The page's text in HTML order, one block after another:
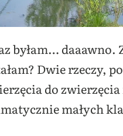
byłam…
Dwie rzeczy,
do zwierzęcia
małych